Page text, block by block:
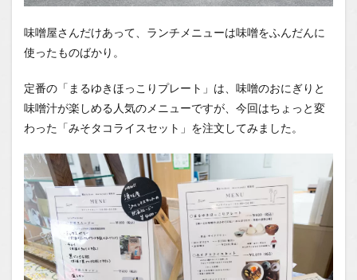
だけ
は間違
いな
1.0.4
まと
め：味
噌好き
まらな
い！何
度でも
通いた
いお店
1.1
場所
味噌屋さんだけあって、ランチメニューは味噌をふんだんに
使ったものばかり。
定番の「まるゆきほっこりプレート」は、味噌のおにぎりと
味噌汁が楽しめる人気のメニューですが、今回はちょっと変
わった「みそタコライスセット」を注文してみました。